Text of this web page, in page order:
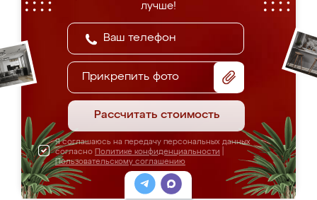
лучше!
Прикрепить фото
Рассчитать стоимость
Я соглашаюсь на передачу персональных данных
согласно Политике конфиденциальности
Пользовательскому соглашению